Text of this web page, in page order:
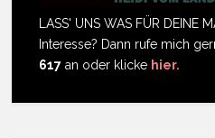
LASS' UNS WAS FÜR DEINE
Interesse? Dann rufe mich
617 an oder klicke hier.